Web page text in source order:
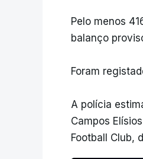
Pelo menos
balanço
Foram
A polícia
Campos
Football Club,